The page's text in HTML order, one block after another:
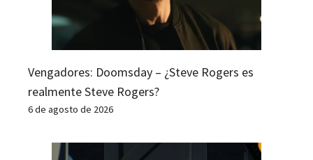
Vengadores: Doomsday – ¿Steve Rogers es
realmente Steve Rogers?
6 de agosto de 2026